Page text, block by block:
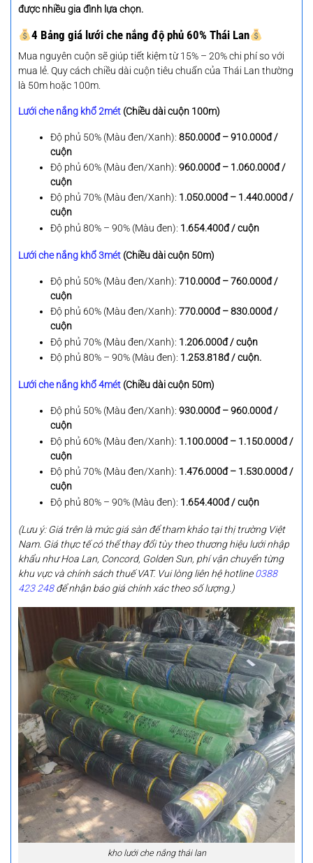
được nhiều gia đình lựa chọn.
4 Bảng giá lưới che nắng độ phủ 60% Thái Lan
Mua nguyên cuộn sẽ giúp tiết kiệm từ 15% – 20% chi phí so với
mua lẻ. Quy cách chiều dài cuộn tiêu chuẩn của Thái Lan thường
là 50m hoặc 100m.
Lưới che nắng khổ 2mét (Chiều dài cuộn 100m)
Độ phủ 50% (Màu đen/Xanh):850.000đ – 910.000đ /
cuộn
Độ phủ 60% (Màu đen/Xanh):960.000đ – 1.060.000đ /
cuộn
Độ phủ 70% (Màu đen/Xanh): 1.050.000đ – 1.440.000đ /
cuộn
Độ phủ 80% – 90% (Màu đen): 1.654.400đ / cuộn
Lưới che nắng khổ 3mét (Chiều dài cuộn 50m)
Độ phủ 50% (Màu đen/Xanh):710.000đ – 760.000đ /
cuộn
Độ phủ 60% (Màu đen/Xanh):770.000đ – 830.000đ /
cuộn
Độ phủ 70% (Màu đen/Xanh): 1.206.000đ / cuộn
Độ phủ 80% – 90% (Màu đen): 1.253.818đ / cuộn.
Lưới che nắng khổ 4mét (Chiều dài cuộn 50m)
Độ phủ 50% (Màu đen/Xanh):930.000đ – 960.000đ /
cuộn
Độ phủ 60% (Màu đen/Xanh): 1.100.000đ – 1.150.000đ /
cuộn
Độ phủ 70% (Màu đen/Xanh): 1.476.000đ – 1.530.000đ /
cuộn
Độ phủ 80% – 90% (Màu đen): 1.654.400đ / cuộn
(Lưu ý: Giá trên là mức giá sàn để tham khảo tại thị trường Việt
Nam. Giá thực tế có thể thay đổi tùy theo thương hiệu lưới nhập
khẩu như Hoa Lan, Concord, Golden Sun, phí vận chuyển từng
khu vực và chính sách thuế VAT. Vui lòng liên hệ hotline0388
423 248để nhận báo giá chính xác theo số lượng.)
kho lưới che nắng thái lan